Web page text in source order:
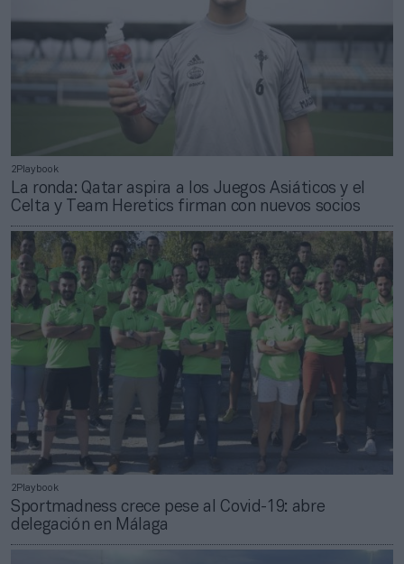
2Playbook
La ronda: Qatar aspira a los Juegos Asiáticos y el
Celta y Team Heretics firman con nuevos socios
2Playbook
Sportmadness crece pese al Covid-19: abre
delegación en Málaga